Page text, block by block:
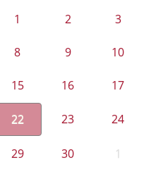
1 2 3
8 9 10
15 16 17
22 23 24
29 30 1